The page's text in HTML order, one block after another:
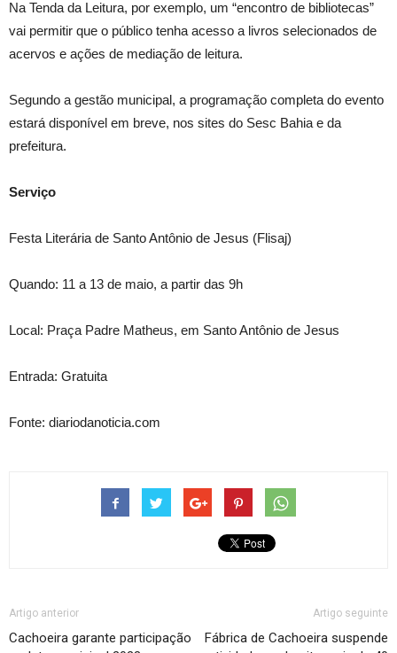
Na Tenda da Leitura, por exemplo, um “encontro de bibliotecas”
vai permitir que o público tenha acesso a livros selecionados de
acervos e ações de mediação de leitura.
Segundo a gestão municipal, a programação completa do evento
estará disponível em breve, nos sites do Sesc Bahia e da
prefeitura.
Serviço
Festa Literária de Santo Antônio de Jesus (Flisaj)
Quando: 11 a 13 de maio, a partir das 9h
Local: Praça Padre Matheus, em Santo Antônio de Jesus
Entrada: Gratuita
Fonte: diariodanoticia.com
Artigo anterior
Cachoeira garante participação
Artigo seguinte
Fábrica de Cachoeira suspende